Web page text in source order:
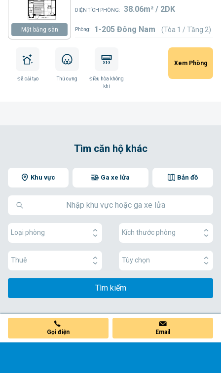
Mặt bằng sàn
DIỆN TÍCH PHÒNG: 38.06m² / 2DK
Phòng: 1-205 Đông Nam (Tòa 1 / Tầng 2)
Đã cải tạo Thú cưng
Điều hòa không
khí
Xem Phòng
Tìm căn hộ khác
Khu vực Bản đồ
Ga xe lửa
Loại phòng Kích thước phòng
Thuê Tùy chọn
Tìm kiếm
Gọi điện Email